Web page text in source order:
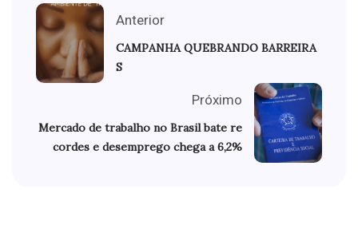
Anterior
CAMPANHA QUEBRANDO BARREIRA
S
Próximo
Mercado de trabalho no Brasil bate re
cordes e desemprego chega a 6,2%